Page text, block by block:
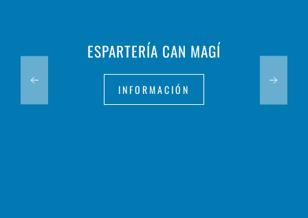
ESPARTERÍA CAN MAGÍ
INFORMACIÓN